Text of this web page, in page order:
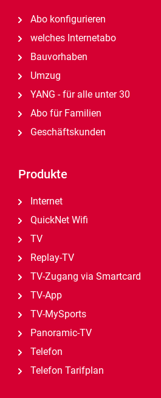
Abo konfigurieren
welches Internetabo
Bauvorhaben
Umzug
YANG - für alle unter 30
Abo für Familien
Geschäftskunden
Produkte
Internet
QuickNet Wifi
TV
Replay-TV
TV-Zugang via Smartcard
TV-App
TV-MySports
Panoramic-TV
Telefon
Telefon Tarifplan